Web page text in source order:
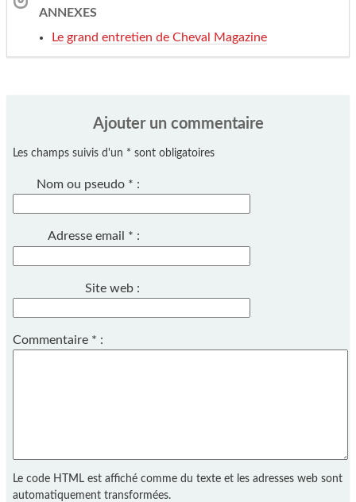
ANNEXES
Le grand entretien de Cheval Magazine
Ajouter un commentaire
Les champs suivis d'un * sont obligatoires
Nom ou pseudo * :
Adresse email * :
Site web :
Commentaire * :
Le code HTML est affiché comme du texte et les adresses web sont
automatiquement transformées.